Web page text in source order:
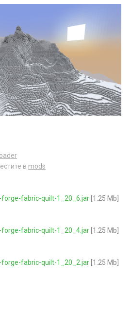
в mods
fabric-quilt-1_20_6.jar [1.25 Mb]
fabric-quilt-1_20_4.jar [1.25 Mb]
fabric-quilt-1_20_2.jar [1.25 Mb]